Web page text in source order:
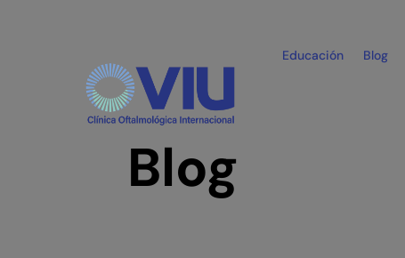
Educación Blog
Blog